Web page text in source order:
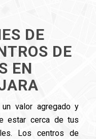
DE
DE
EN
valor agregado y
estar cerca de tus
Los centros de